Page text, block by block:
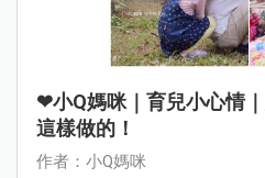
❤小Q媽咪｜育兒小心情
這樣做的！
作者：小Q媽咪